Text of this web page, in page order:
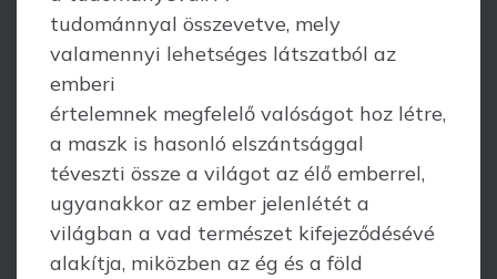
tudománnyal összevetve, mely
valamennyi lehetséges látszatból az
emberi
értelemnek megfelelő valóságot hoz létre,
a maszk is hasonló elszántsággal
téveszti össze a világot az élő emberrel,
ugyanakkor az ember jelenlétét a
világban a vad természet kifejeződésévé
alakítja, miközben az ég és a föld